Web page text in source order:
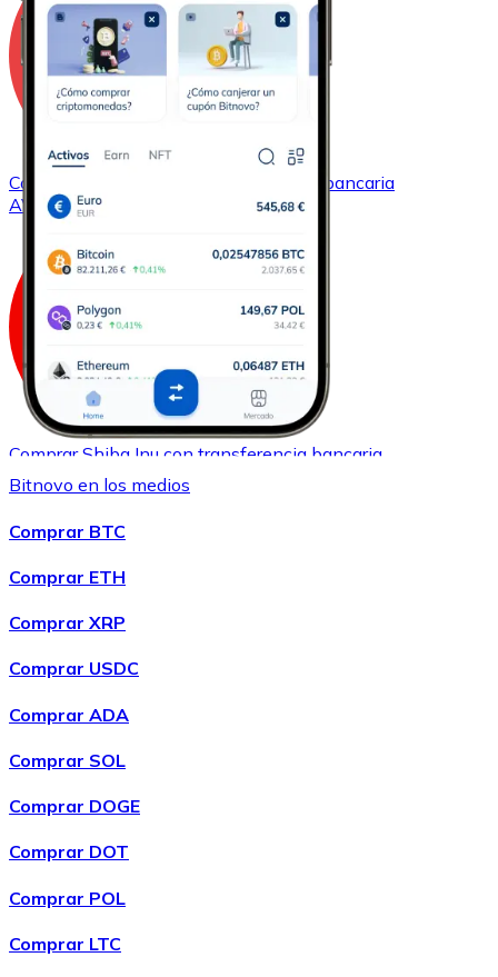
Comprar
con transferencia bancaria
AVAX
ComprarShiba Inu con transferencia bancaria
SHIB
ComprarUniswap
Bitnovo en los medios
Comprar BTC
Comprar ETH
Comprar XRP
Comprar USDC
Comprar ADA
Comprar SOL
Comprar DOGE
Comprar DOT
Comprar POL
Comprar LTC